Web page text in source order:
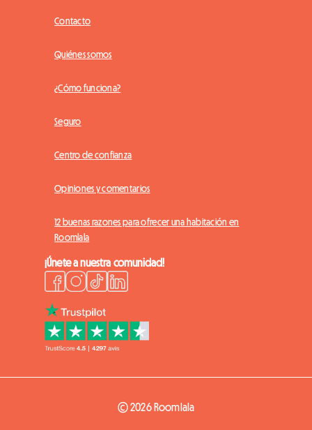
Contacto
Quiénes somos
¿Cómo funciona?
Seguro
Centro de confianza
Opiniones y comentarios
12 buenas razones para ofrecer una habitación en
Roomlala
¡Únete a nuestra comunidad!
© 2026 Roomlala